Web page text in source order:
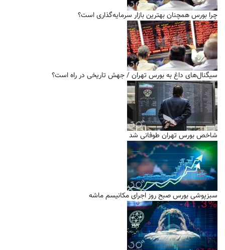
چرا بورس همچنان بهترین بازار سرمایه‌گذاری است؟
سیگنال‌های داغ به بورس تهران / جهش تاریخی در راه است؟
شاخص بورس تهران طوفانی شد
سبزپوشی بورس صبح روز اجرای مکانیسم ماشه